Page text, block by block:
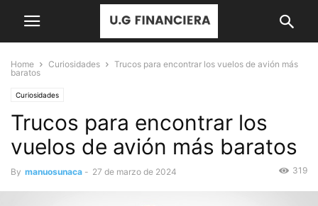
Home Curiosidades
Trucos para encontrar los vuelos de avión más
baratos
Curiosidades
Trucos para encontrar los
vuelos de avión más baratos
By manuosunaca - 27 de marzo de 2024 319